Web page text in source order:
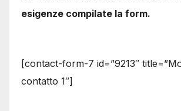
esigenze compilate la form.
[contact-form-7 id=”9213″
contatto 1″]